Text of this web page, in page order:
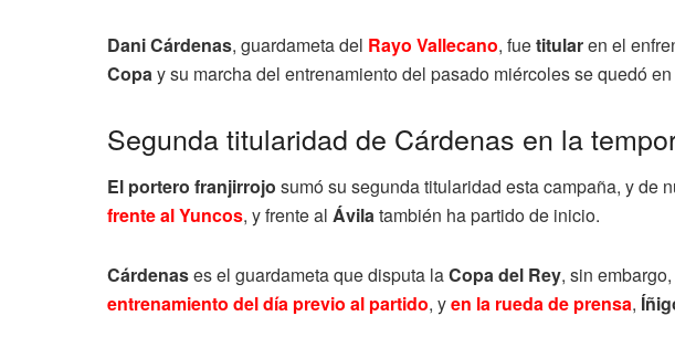
Dani Cárdenas, guardameta del Rayo Vallecano, fuetitularen el
Copay su marcha del entrenamiento del pasado miércoles se quedó
Segunda titularidad de Cárdenas en la
El portero franjirrojo sumó su segunda titularidad esta campaña, y de
frente al Yuncos, y frente al Ávilatambién ha partido de inicio.
Cárdenases el guardameta que disputa laCopa del Rey, sin
entrenamiento del día previo al partido, yen la rueda de prensa,